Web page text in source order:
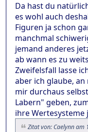
Da hast du
es wohl auch
Figuren ja schon
manchmal
jemand anderes
ab wann es zu
Zweifelsfall lasse
aber ich glaube,
mir durchaus
Labern" geben,
ihre Wertesysteme
Zitat von: Caelynn am